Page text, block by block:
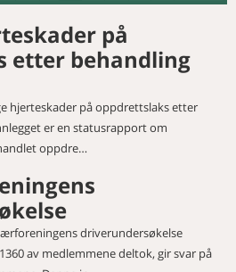
på
etter behandling
hjerteskader på oppdrettslaks etter
er en statusrapport om
oppdre…
driverundersøkelse
av medlemmene deltok, gir svar på